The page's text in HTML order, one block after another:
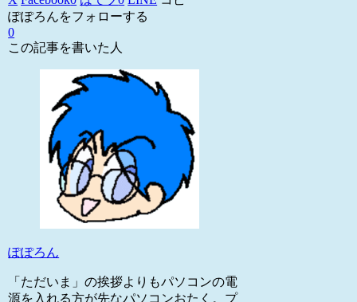
ぽぽろんをフォローする
0
この記事を書いた人
ぽぽろん
「ただいま」の挨拶よりもパソコンの電
源を入れる方が先なパソコンおたく。プ